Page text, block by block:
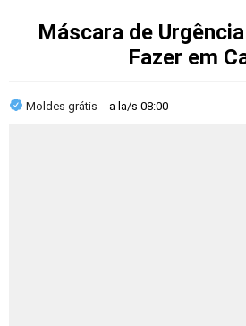
Máscara de
Fazer em
Moldes grátis a la/s 08:00